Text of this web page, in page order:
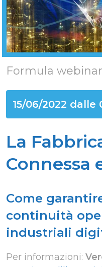
Formula webinar
15/06/2022 dalle
La
Connessa
Come
continuità
industriali
Per informazioni: